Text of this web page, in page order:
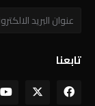
تابعنا